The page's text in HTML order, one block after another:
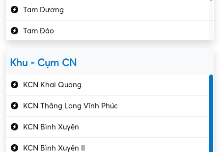
Kiểm soát chất lượng
Kỹ sư cơ khí
Kỹ sư điện
Kỹ thuật cao
Kỹ thuật mạng – IT
Làm bán thời gian
Tam Dương
Tam Đảo
Khu - Cụm CN
KCN Khai Quang
KCN Thăng Long Vĩnh Phúc
KCN Bình Xuyên
KCN Bình Xuyên II